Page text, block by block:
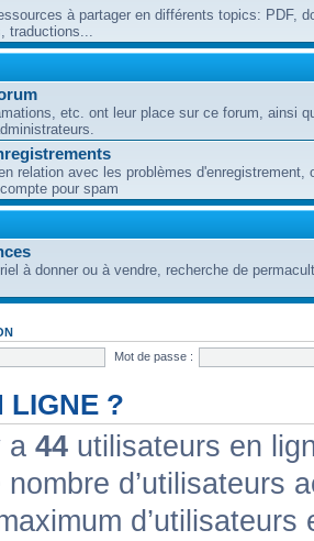
à partager en différents topics: PDF,
traductions...
etc. ont leur place sur ce forum, ainsi
relation avec les problèmes d'enregistrement,
pour spam
à donner ou à vendre, recherche de
Mot de passe :
LIGNE ?
a 44 utilisateurs en
d’utilisateurs